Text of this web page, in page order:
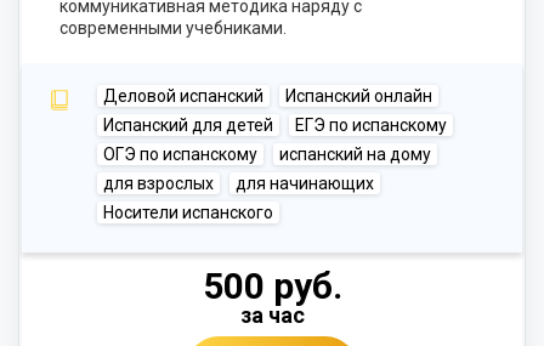
коммуникативная методика наряду с
современными учебниками.
Деловой испанский
Испанский онлайн
Испанский для детей
ЕГЭ по испанскому
ОГЭ по испанскому
испанский на дому
для взрослых
для начинающих
Носители испанского
500 руб.
за час